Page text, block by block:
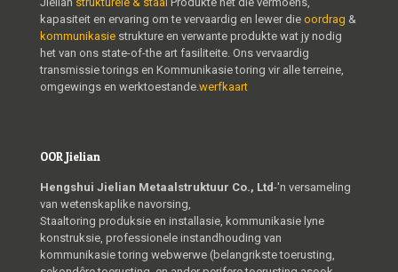
kapasiteit en ervaring om te vervaardig en lewer die oordrag &
kommunikasie strukture en verwante produkte wat jy nodig
het van ons state-of-the art fasiliteite. Ons vervaardig
transmissie torings en Kommunikasie toring vir alle terreine,
omgewings en werktoestande.werfkaart
OOR Jielian
Hengshui Jielian Metaalstruktuur Co., Ltd-'n versameling
van wetenskaplike navorsing,
Staaltoring produksie en installasie, kommunikasie lyne
konstruksie, professionele instandhouding van
kommunikasie toring webwerwe (belangrikste toerusting,